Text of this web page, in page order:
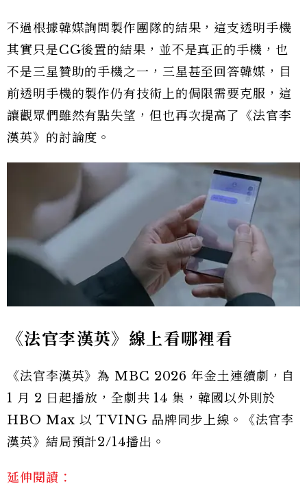
不過根據韓媒詢問製作團隊的結果，這支透明手機
其實只是CG後置的結果，並不是真正的手機，也
不是三星贊助的手機之一，三星甚至回答韓媒，目
前透明手機的製作仍有技術上的侷限需要克服，這
讓觀眾們雖然有點失望，但也再次提高了《法官李
漢英》的討論度。
《法官李漢英》線上看哪裡看
《法官李漢英》為 MBC 2026 年金土連續劇，自
1 月 2 日起播放，全劇共 14 集，韓國以外則於
HBO Max 以 TVING 品牌同步上線。《法官李
漢英》結局預計2/14播出。
延伸閱讀：